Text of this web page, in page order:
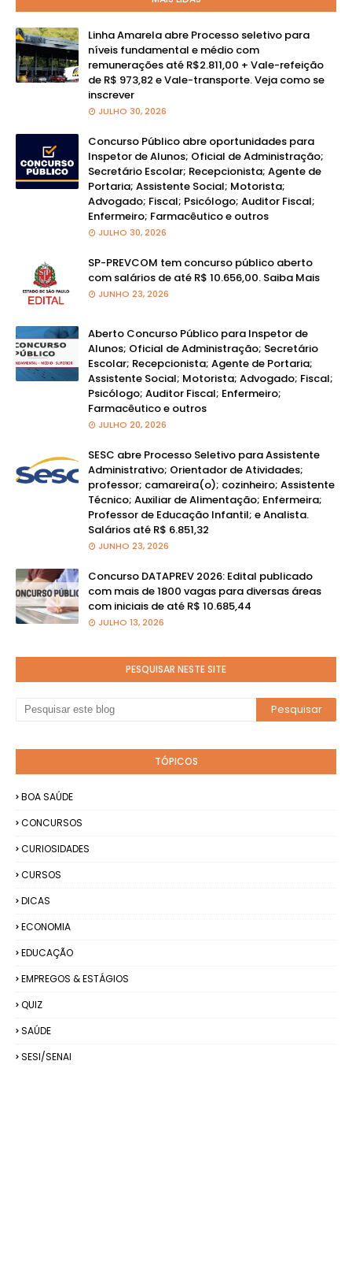
Linha Amarela abre Processo seletivo para
níveis fundamental e médio com
remunerações até R$2.811,00 + Vale-refeição
de R$ 973,82 e Vale-transporte. Veja como se
inscrever
JULHO 30, 2026
Concurso Público abre oportunidades para
Inspetor de Alunos; Oficial de Administração;
Secretário Escolar; Recepcionista; Agente de
Portaria; Assistente Social; Motorista;
Advogado; Fiscal; Psicólogo; Auditor Fiscal;
Enfermeiro; Farmacêutico e outros
JULHO 30, 2026
SP-PREVCOM tem concurso público aberto
com salários de até R$ 10.656,00. Saiba Mais
JUNHO 23, 2026
Aberto Concurso Público para Inspetor de
Alunos; Oficial de Administração; Secretário
Escolar; Recepcionista; Agente de Portaria;
Assistente Social; Motorista; Advogado; Fiscal;
Psicólogo; Auditor Fiscal; Enfermeiro;
Farmacêutico e outros
JULHO 20, 2026
SESC abre Processo Seletivo para Assistente
Administrativo; Orientador de Atividades;
professor; camareira(o); cozinheiro; Assistente
Técnico; Auxiliar de Alimentação; Enfermeira;
Professor de Educação Infantil; e Analista.
Salários até R$ 6.851,32
JUNHO 23, 2026
Concurso DATAPREV 2026: Edital publicado
com mais de 1800 vagas para diversas áreas
com iniciais de até R$ 10.685,44
JULHO 13, 2026
PESQUISAR NESTE SITE
TÓPICOS
BOA SAÚDE
CONCURSOS
CURIOSIDADES
CURSOS
DICAS
ECONOMIA
EDUCAÇÃO
EMPREGOS & ESTÁGIOS
QUIZ
SAÚDE
SESI/SENAI